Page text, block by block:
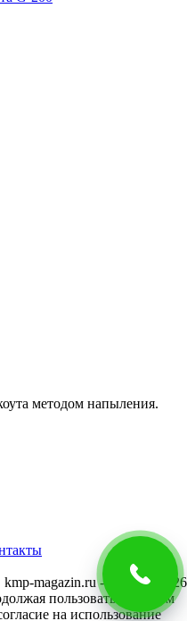
методом напыления.
kmp-magazin.ru - КМП © 2026
пользоваться сайтом
на использование